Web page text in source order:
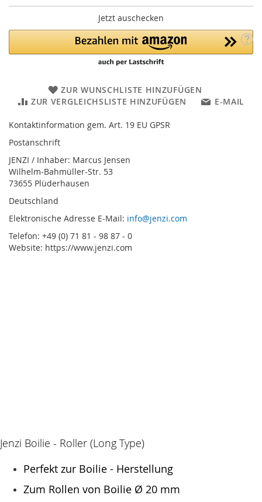
Jetzt auschecken
ZUR WUNSCHLISTE HINZUFÜGEN
ZUR VERGLEICHSLISTE HINZUFÜGEN
E-MAIL
Kontaktinformation gem. Art. 19 EU GPSR
Postanschrift
JENZI / Inhaber: Marcus Jensen
Wilhelm-Bahmüller-Str. 53
73655 Plüderhausen
Deutschland
Elektronische Adresse E-Mail: info@jenzi.com
Telefon: +49 (0) 71 81 - 98 87 - 0
Website: https://www.jenzi.com
Jenzi Boilie - Roller (Long Type)
Perfekt zur Boilie - Herstellung
Zum Rollen von Boilie Ø 20 mm